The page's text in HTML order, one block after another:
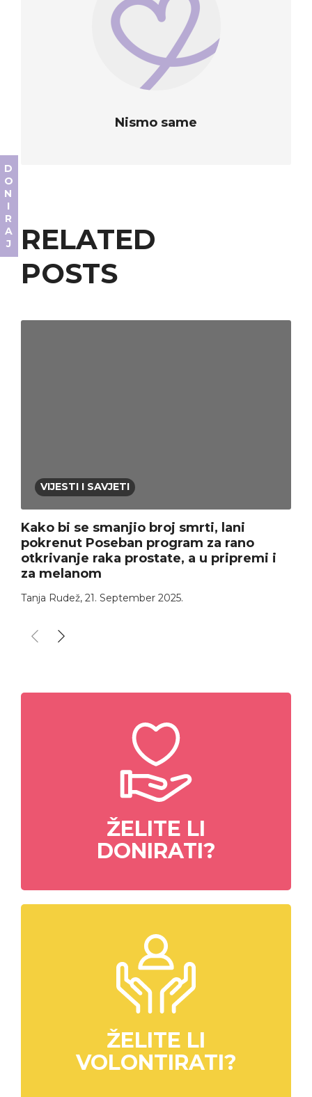
Nismo same
RELATED
POSTS
VIJESTI I SAVJETI
Kako bi se smanjio broj smrti, lani
pokrenut Poseban program za rano
otkrivanje raka prostate, a u pripremi i
za melanom
Tanja Rudež, 21. September 2025.
ŽELITE LI
DONIRATI?
ŽELITE LI
VOLONTIRATI?
DONIRAJ